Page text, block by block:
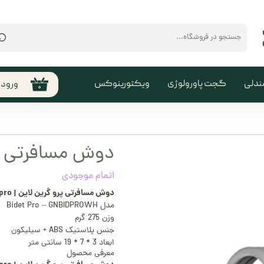
گجت پاورولوژی ویکتورینوکس ۰ ورود
دوش مسافرتی
اتمام موجودی
دوش مسافرتی پرو گرین لاین | green lion bidet pro
مدل Bidet Pro – GNBIDPROWH
وزن 275 گرم
جنس پلاستیک ABS + سیلیکون
ابعاد 3 * 7 * 19 سانتی متر
معرفی محصول